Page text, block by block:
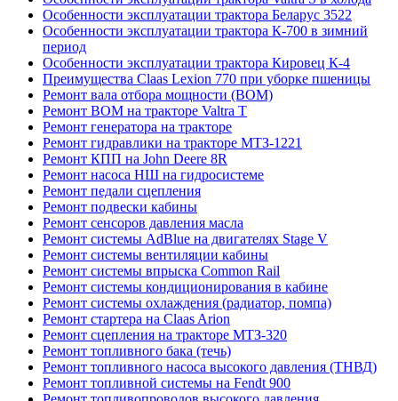
Особенности эксплуатации трактора Беларус 3522
Особенности эксплуатации трактора К-700 в зимний
период
Особенности эксплуатации трактора Кировец К-4
Преимущества Claas Lexion 770 при уборке пшеницы
Ремонт вала отбора мощности (ВОМ)
Ремонт ВОМ на тракторе Valtra T
Ремонт генератора на тракторе
Ремонт гидравлики на тракторе МТЗ-1221
Ремонт КПП на John Deere 8R
Ремонт насоса НШ на гидросистеме
Ремонт педали сцепления
Ремонт подвески кабины
Ремонт сенсоров давления масла
Ремонт системы AdBlue на двигателях Stage V
Ремонт системы вентиляции кабины
Ремонт системы впрыска Common Rail
Ремонт системы кондиционирования в кабине
Ремонт системы охлаждения (радиатор, помпа)
Ремонт стартера на Claas Arion
Ремонт сцепления на тракторе МТЗ-320
Ремонт топливного бака (течь)
Ремонт топливного насоса высокого давления (ТНВД)
Ремонт топливной системы на Fendt 900